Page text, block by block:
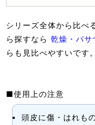
シリーズ全体から比べ
ら探すなら 乾燥・パサ
らも見比べやすいです。
■使用上の注意
頭皮に傷・はれも